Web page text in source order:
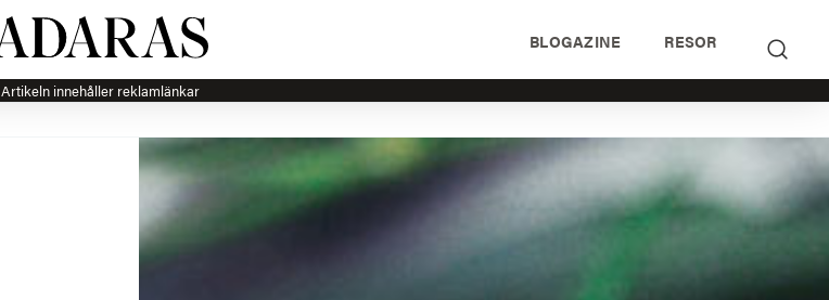
BLOGAZINE RESOR
Artikeln innehåller reklamlänkar